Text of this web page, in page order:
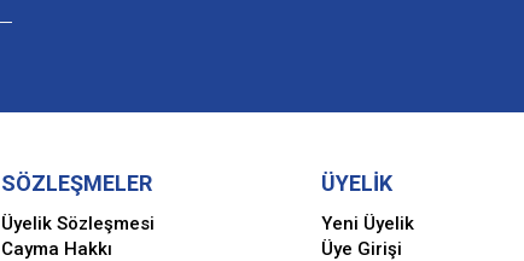
SÖZLEŞMELER
Üyelik Sözleşmesi
Cayma Hakkı
ÜYELİK
Yeni Üyelik
Üye Girişi